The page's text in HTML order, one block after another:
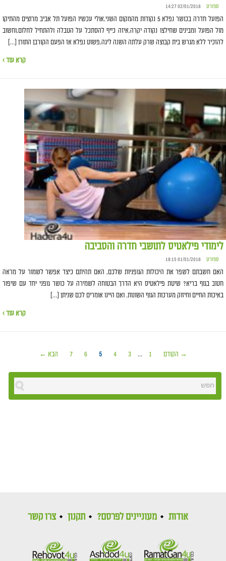
ספורט 02/01/2018 14:27
הפועל חדרה בכושר נפלא 5 נקודות מהמקום השני,אולי עכשיו הפועל תל אביב מרוצים מהתיקו
מול הפועל ומבינים שחילצו נקודה יקרה,איזה כייף להסתכל על הטבלה ולהתחיל לחלום,וחשוב
להזכיר ללא מגרש בית קבוצה שרק עלתה השנה ליגה,פשוט נפלא אז הפעם הקורבן התורן […]
קרא עוד ›
לימודי פילאטיס לתושבי חדרה והסביבה
ספורט 01/01/2018 18:15
האם חשבתם לשפר את היכולות הגופניות שלכם, האם תהיתם כיצד אפשר לשמור על מראה
חטוב בגוף בריא? שיטת פילאטיס היא הדרך הבטוחה לשמירה על כושר גופני יחד עם שיפור
באיכות החיים וחיזוק מערכות הגוף השונות. ואם היינו אומרים לכם שניתן […]
קרא עוד ›
→ הקודם 1
…
3
4
5
6
7 הבא ←
אודות מעוניינים לפרסם? תקנון צרו קשר